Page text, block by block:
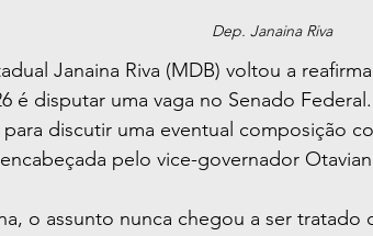
Dep. Janaina Riva
Janaina Riva (MDB) voltou a
é disputar uma vaga no Senado
discutir uma eventual composição
pelo vice-governador
o assunto nunca chegou a ser tratado